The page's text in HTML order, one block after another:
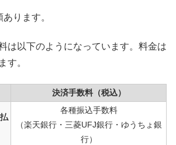
ります。
は以下のようになっています。料金は
す。
決済手数料（税込）
各種振込手数料
（楽天銀行・三菱UFJ銀行・ゆうちょ銀
行）